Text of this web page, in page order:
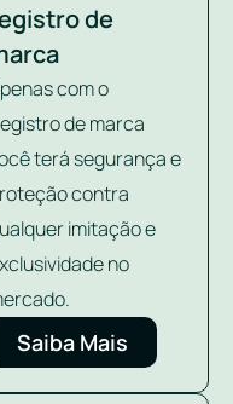
de
com o
de marca
terá segurança e
contra
imitação e
no
Saiba Mais